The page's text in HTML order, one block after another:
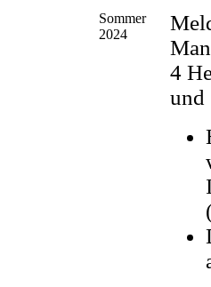
Sommer
2024
4
und